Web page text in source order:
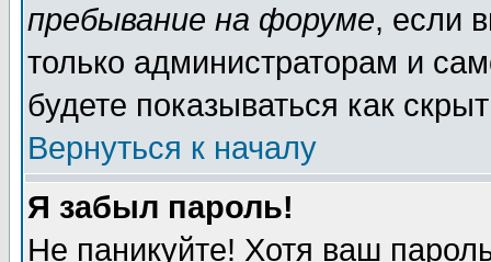
пребывание на форуме, если
только администраторам и
будете показываться как
Вернуться к началу
Я забыл пароль!
Не паникуйте! Хотя ваш